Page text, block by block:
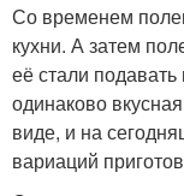
Со временем
кухни. А затем
её стали
одинаково
виде, и на
вариаций